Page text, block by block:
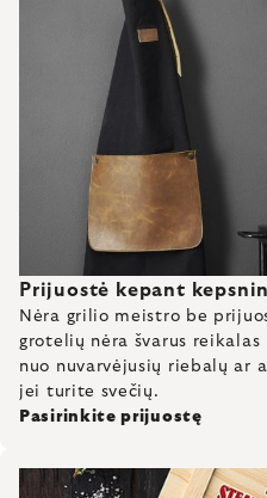
Prijuostė kepant
Nėra grilio meistro be
grotelių nėra švarus
nuo nuvarvėjusių riebalų ar
jei turite svečių.
Pasirinkite prijuostę